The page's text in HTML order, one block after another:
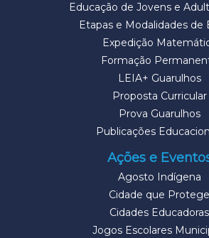
Educação de Jovens e
Etapas e Modalidades de
Expedição
Formação
LEIA+ Guarulhos
Proposta Curricular
Prova Guarulhos
Publicações
Ações e
Agosto Indígena
Cidade que Protege
Cidades Educadoras
Jogos Escolares